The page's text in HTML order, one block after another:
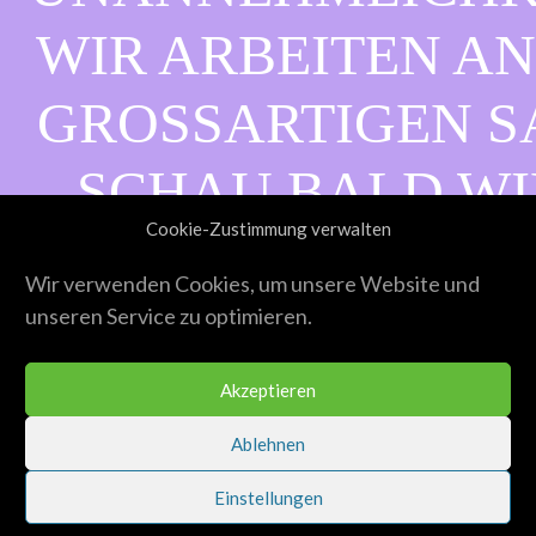
Cookie-Zustimmung verwalten
Wir verwenden Cookies, um unsere Website und
unseren Service zu optimieren.
Akzeptieren
Ablehnen
Einstellungen
WIR ARBEITEN
GROSSARTIGEN
CHAU BALD
ORBEI!